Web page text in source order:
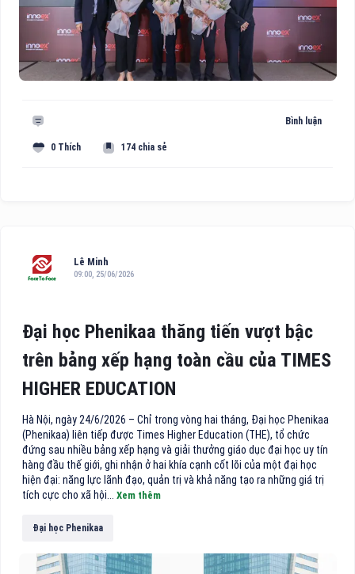
Bình luận
0 Thích 174 chia sẻ
Lê Minh
09:00, 25/06/2026
Đại học Phenikaa thăng tiến vượt bậc
trên bảng xếp hạng toàn cầu của TIMES
HIGHER EDUCATION
Hà Nội, ngày 24/6/2026 – Chỉ trong vòng hai tháng, Đại học Phenikaa
(Phenikaa) liên tiếp được Times Higher Education (THE), tổ chức
đứng sau nhiều bảng xếp hạng và giải thưởng giáo dục đại học uy tín
hàng đầu thế giới, ghi nhận ở hai khía cạnh cốt lõi của một đại học
hiện đại: năng lực lãnh đạo, quản trị và khả năng tạo ra những giá trị
tích cực cho xã hội... Xem thêm
Đại học Phenikaa